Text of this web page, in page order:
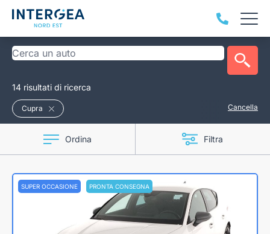
14 risultati di ricerca
Cupra Cancella
Ordina Filtra
SUPER OCCASIONE PRONTA CONSEGNA